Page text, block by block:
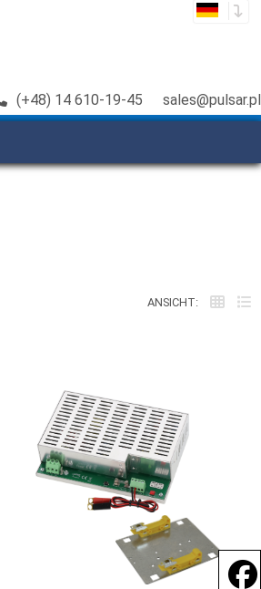
(+48) 14 610-19-45 sales@pulsar.pl
ANSICHT: